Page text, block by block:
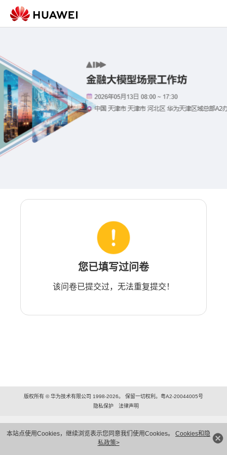
本站点使用Cookies，继续浏览表示您同意我们使用Cookies。 Cookies和隐
私政策>
您已填写过问卷
该问卷已提交过，无法重复提交！
版权所有 © 华为技术有限公司 1998-2026。 保留一切权利。粤A2-20044005号
隐私保护
法律声明